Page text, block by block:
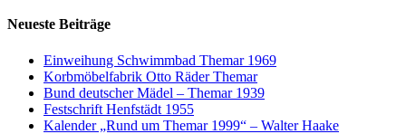
Neueste Beiträge
Einweihung Schwimmbad Themar 1969
Korbmöbelfabrik Otto Räder Themar
Bund deutscher Mädel – Themar 1939
Festschrift Henfstädt 1955
Kalender „Rund um Themar 1999“ – Walter Haake